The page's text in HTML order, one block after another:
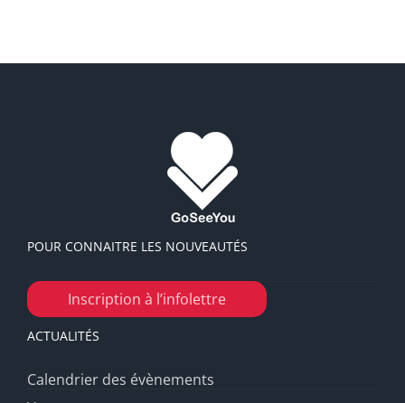
POUR CONNAITRE LES NOUVEAUTÉS
Inscription à l’infolettre
ACTUALITÉS
Calendrier des évènements